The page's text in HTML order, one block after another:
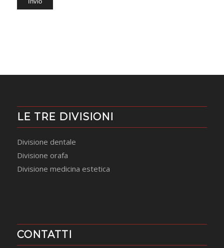
LE TRE DIVISIONI
Divisione dentale
Divisione orafa
Divisione medicina estetica
CONTATTI